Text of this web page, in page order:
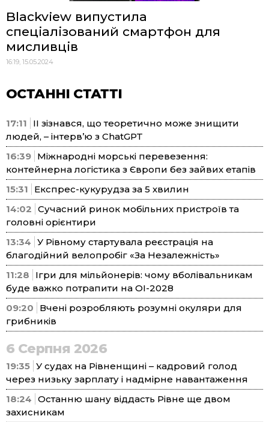
Blackview випустила
спеціалізований смартфон для
мисливців
16:19, 15.05.2024
ОСТАННІ СТАТТІ
17:11
ІІ зізнався, що теоретично може знищити
людей, – інтерв’ю з ChatGPT
16:39 Міжнародні морські перевезення:
контейнерна логістика з Європи без зайвих етапів
15:31
Експрес-кукурудза за 5 хвилин
14:02 Сучасний ринок мобільних пристроїв та
головні орієнтири
13:34 У Рівному стартувала реєстрація на
благодійний велопробіг «За Незалежність»
11:28
Ігри для мільйонерів: чому вболівальникам
буде важко потрапити на ОІ-2028
09:20
Вчені розробляють розумні окуляри для
грибників
6 Серпня 2026
19:35 У судах на Рівненщині – кадровий голод
через низьку зарплату і надмірне навантаження
18:24 Останню шану віддасть Рівне ще двом
захисникам